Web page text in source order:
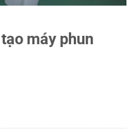
máy phun